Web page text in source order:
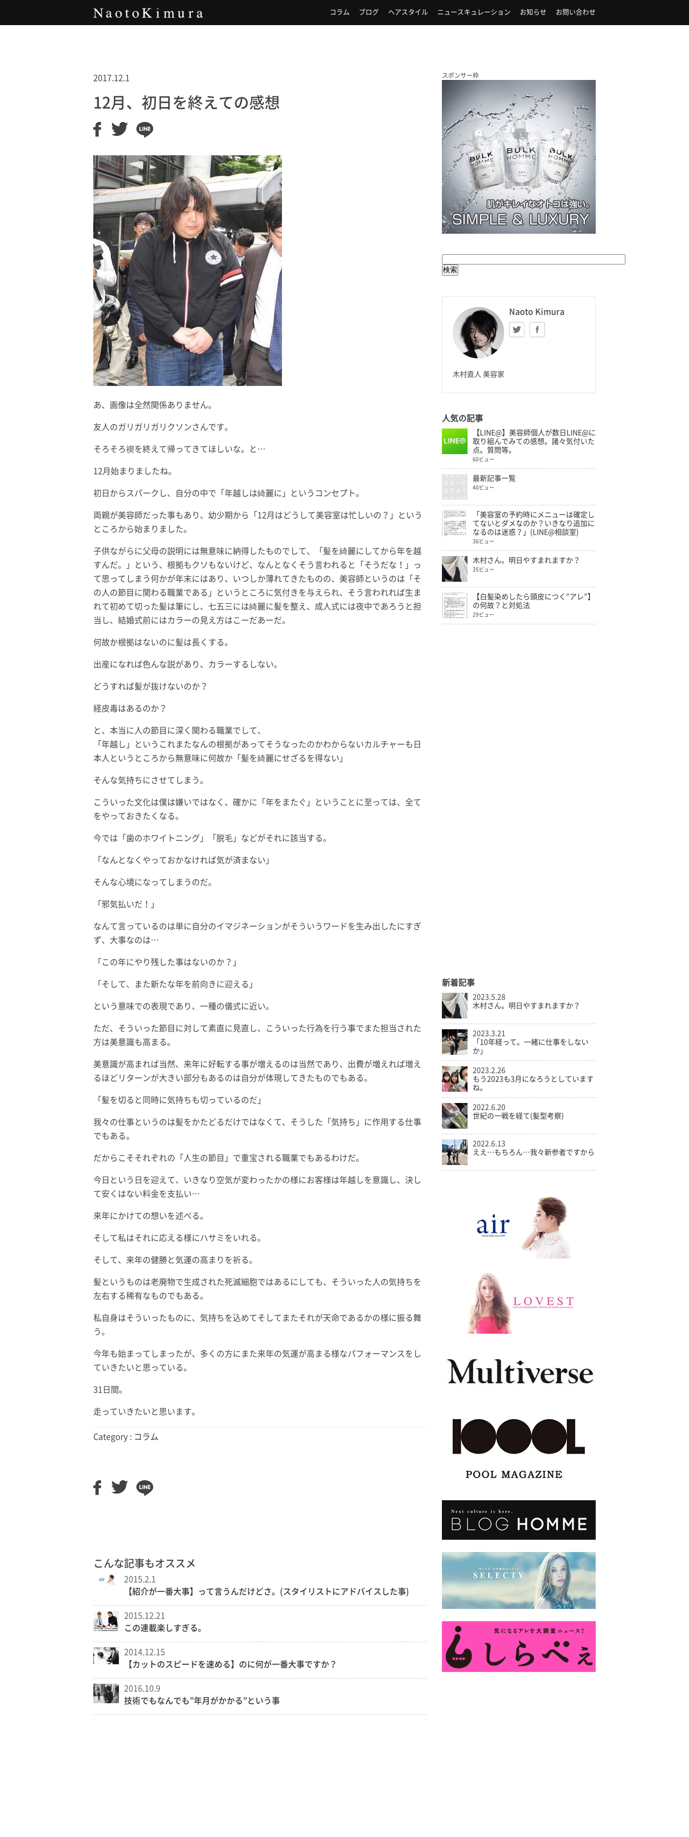
コラム ブログ ヘアスタイル ニュースキュレーション お知らせ お問い合わせ
2017.12.1
12月、初日を終えての感想
あ、画像は全然関係ありません。
友人のガリガリガリクソンさんです。
そろそろ禊を終えて帰ってきてほしいな。と…
12月始まりましたね。
初日からスパークし、自分の中で「年越しは綺麗に」というコンセプト。
両親が美容師だった事もあり、幼少期から「12月はどうして美容室は忙しいの？」という
ところから始まりました。
子供ながらに父母の説明には無意味に納得したものでして、「髪を綺麗にしてから年を越
すんだ。」という、根拠もクソもないけど、なんとなくそう言われると「そうだな！」っ
て思ってしまう何かが年末にはあり、いつしか薄れてきたものの、美容師というのは「そ
の人の節目に関わる職業である」というところに気付きを与えられ、そう言われれば生ま
れて初めて切った髪は筆にし、七五三には綺麗に髪を整え、成人式には夜中であろうと担
当し、結婚式前にはカラーの見え方はこーだあーだ。
何故か根拠はないのに髪は長くする。
出産になれば色んな説があり、カラーするしない。
どうすれば髪が抜けないのか？
経皮毒はあるのか？
と、本当に人の節目に深く関わる職業でして、
「年越し」というこれまたなんの根拠があってそうなったのかわからないカルチャーも日
本人というところから無意味に何故か「髪を綺麗にせざるを得ない」
そんな気持ちにさせてしまう。
こういった文化は僕は嫌いではなく、確かに「年をまたぐ」ということに至っては、全て
をやっておきたくなる。
今では「歯のホワイトニング」「脱毛」などがそれに該当する。
「なんとなくやっておかなければ気が済まない」
そんな心境になってしまうのだ。
「邪気払いだ！」
なんて言っているのは単に自分のイマジネーションがそういうワードを生み出したにすぎ
ず、大事なのは…
「この年にやり残した事はないのか？」
「そして、また新たな年を前向きに迎える」
という意味での表現であり、一種の儀式に近い。
ただ、そういった節目に対して素直に見直し、こういった行為を行う事でまた担当された
方は美意識も高まる。
美意識が高まれば当然、来年に好転する事が増えるのは当然であり、出費が増えれば増え
るほどリターンが大きい部分もあるのは自分が体現してきたものでもある。
「髪を切ると同時に気持ちも切っているのだ」
我々の仕事というのは髪をかたどるだけではなくて、そうした「気持ち」に作用する仕事
でもある。
だからこそそれぞれの「人生の節目」で重宝される職業でもあるわけだ。
今日という日を迎えて、いきなり空気が変わったかの様にお客様は年越しを意識し、決し
て安くはない料金を支払い…
来年にかけての想いを述べる。
そして私はそれに応える様にハサミをいれる。
そして、来年の健勝と気運の高まりを祈る。
髪というものは老廃物で生成された死滅細胞ではあるにしても、そういった人の気持ちを
左右する稀有なものでもある。
私自身はそういったものに、気持ちを込めてそしてまたそれが天命であるかの様に振る舞
う。
今年も始まってしまったが、多くの方にまた来年の気運が高まる様なパフォーマンスをし
ていきたいと思っている。
31日間。
走っていきたいと思います。
Category : コラム
こんな記事もオススメ
2015.2.1
【紹介が一番大事】って言うんだけどさ。(スタイリストにアドバイスした事)
2015.12.21
この連載楽しすぎる。
2014.12.15
【カットのスピードを速める】のに何が一番大事ですか？
2016.10.9
技術でもなんでも”年月がかかる”という事
スポンサー枠
Naoto Kimura
木村直人 美容家
人気の記事
【LINE@】美容師個人が数日LINE@に
取り組んでみての感想。諸々気付いた
点。質問等。
60ビュー
最新記事一覧
40ビュー
「美容室の予約時にメニューは確定し
てないとダメなのか？いきなり追加に
なるのは迷惑？」(LINE@相談室)
36ビュー
木村さん。明日やすまれますか？
35ビュー
【白髪染めしたら頭皮につく”アレ”】
の何故？と対処法
29ビュー
新着記事
2023.5.28
木村さん。明日やすまれますか？
2023.3.21
「10年経って。一緒に仕事をしない
か」
2023.2.26
もう2023も3月になろうとしています
ね。
2022.6.20
世紀の一戦を経て(髪型考察)
2022.6.13
ええ…もちろん…我々新参者ですから